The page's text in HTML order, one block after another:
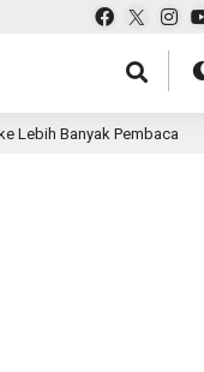
Banyak Pembaca